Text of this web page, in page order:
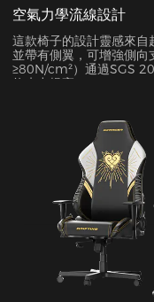
空氣力學流線設計
這款椅子的設計靈感來自
並帶有側翼，可增強側
≥80N/cm²）通過SGS
約束力提高45%。